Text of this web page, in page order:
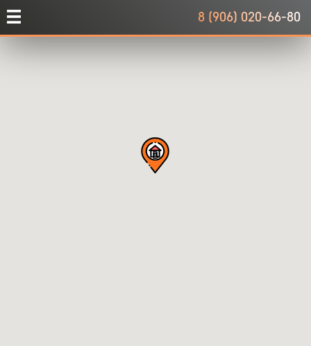
8 (906) 020-66-80
B